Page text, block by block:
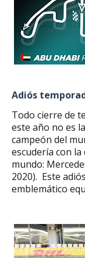
Adiós
Todo cierre de
este año no es
campeón del
escudería con
mundo:
2020). Este
emblemático